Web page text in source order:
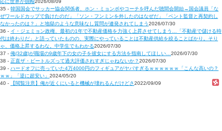
応に世界が脱帽2026/08/09
35 - 韓国国会でサッカー協会関係者、ホン・ミョンボやコーチを呼んだ聴聞会開始→国会議員「な
ぜワールドカップで負けたのだ」「ソン・フンミンを外したのはなぜだ」「ベント監督と再契約し
なかったのは？」と地獄のような意味なし質問が連発されてしまう2026/07/30
36 - イ・ジェミョン政権、最初の1年で不動産価格を力強く上昇させてしまう…「不動産で儲ける時
代は終わりだ」と語っていたものの、実際にやっていることは不動産供給を絞ることばかり。そり
ゃ、価格上昇するわな。中学生でもわかる2026/07/30
37 - 俺(32歳)が職場の9歳年下の女の子を彼女にする方法を指南してほしい…2026/07/30
38 - 正直ザ・ビートルズって過大評価されすぎじゃねないか？2026/07/30
39 - ハードオフに売っていた4万4000円のフィギュアがヤバすぎるｗｗｗｗｗｗ「こんな高いの？
ｗｗ」「逆に超安い」 2024/05/20
40 -
【閲覧注意】俺が近くにいると機械が壊れるんだけどさ2022/09/09